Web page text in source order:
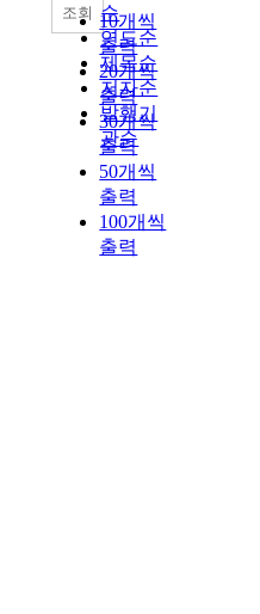
순
연도순
제목순
저자순
발행기
관순
10개씩
출력
20개씩
출력
30개씩
출력
50개씩
출력
100개씩
출력
조회